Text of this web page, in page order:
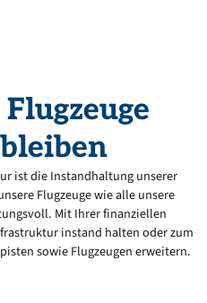
Flugzeuge
bleiben
ist die Instandhaltung unserer
Flugzeuge wie alle unsere
Mit Ihrer finanziellen
instand halten oder zum
sowie Flugzeugen erweitern.